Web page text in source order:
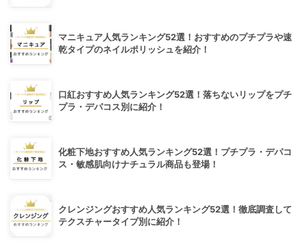
マニキュア人気ランキング52選！おすすめのプチプラや速
乾タイプのネイルポリッシュを紹介！
口紅おすすめ人気ランキング52選！落ちないリップをプチ
プラ・デパコス別に紹介！
化粧下地おすすめ人気ランキング52選！プチプラ・デパコ
ス・敏感肌向けナチュラル商品も登場！
クレンジングおすすめ人気ランキング52選！徹底調査して
テクスチャータイプ別に紹介！